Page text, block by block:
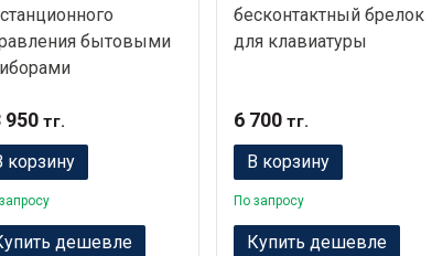
бытовыми
950тг.
корзину
дешевле
бесконтактный брелок
для клавиатуры
6 700 тг.
В корзину
По запросу
Купить дешевле